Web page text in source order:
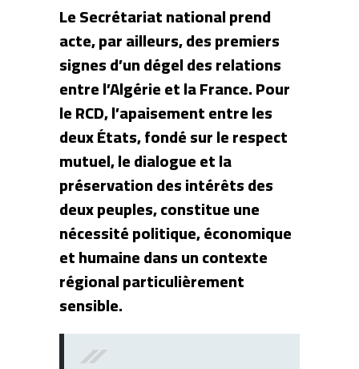
Le Secrétariat national prend
acte, par ailleurs, des premiers
signes d’un dégel des relations
entre l’Algérie et la France. Pour
le RCD, l’apaisement entre les
deux États, fondé sur le respect
mutuel, le dialogue et la
préservation des intérêts des
deux peuples, constitue une
nécessité politique, économique
et humaine dans un contexte
régional particulièrement
sensible.